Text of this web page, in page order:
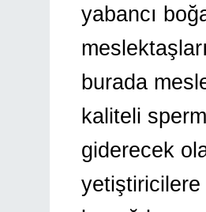
yabancı
burada
kaliteli
giderecek
yetiştiricilere